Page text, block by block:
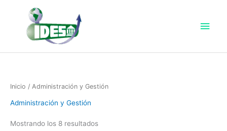
contenido
Inicio / Administración y Gestión
Administración y Gestión
Mostrando los 8 resultados